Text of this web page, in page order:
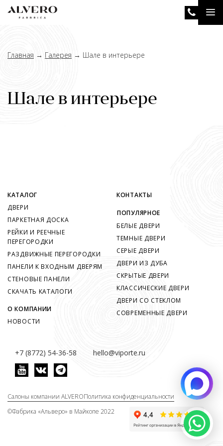
Перейти
Главная → Галерея → Шале в интерьере
Шале в интерьере
+7 (8772) 54-36-58 hello@viporte.ru
КАТАЛОГ
ДВЕРИ
ПАРКЕТНАЯ ДОСКА
РЕЙКИ И РЕЕЧНЫЕ
ПЕРЕГОРОДКИ
РАЗДВИЖНЫЕ ПЕРЕГОРОДКИ
ПАНЕЛИ К ВХОДНЫМ ДВЕРЯМ
СТЕНОВЫЕ ПАНЕЛИ
СКАЧАТЬ КАТАЛОГИ
О КОМПАНИИ
НОВОСТИ
КОНТАКТЫ
ПОПУЛЯРНОЕ
БЕЛЫЕ ДВЕРИ
ТЕМНЫЕ ДВЕРИ
СЕРЫЕ ДВЕРИ
ДВЕРИ ИЗ ДУБА
СКРЫТЫЕ ДВЕРИ
КЛАССИЧЕСКИЕ ДВЕРИ
ДВЕРИ СО СТЕКЛОМ
СОВРЕМЕННЫЕ ДВЕРИ
©Фабрика «Альверо» в Майкопе 2022
Салоны компании ALVEROПолитика конфиденциальности